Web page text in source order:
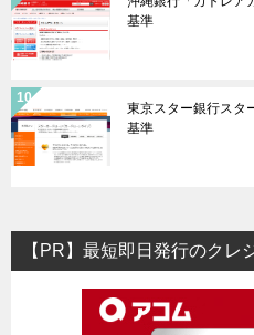
基準
東京スター銀行スタ
基準
【PR】最短即日発行のクレ